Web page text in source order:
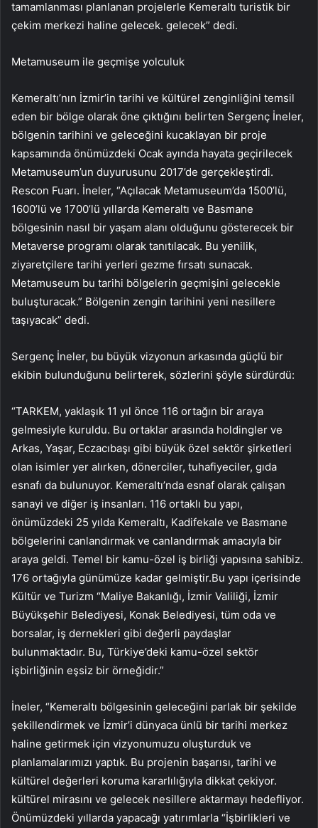
tamamlanması planlanan projelerle Kemeraltı turistik bir
çekim merkezi haline gelecek. gelecek” dedi.
Metamuseum ile geçmişe yolculuk
Kemeraltı’nın İzmir’in tarihi ve kültürel zenginliğini temsil
eden bir bölge olarak öne çıktığını belirten Sergenç İneler,
bölgenin tarihini ve geleceğini kucaklayan bir proje
kapsamında önümüzdeki Ocak ayında hayata geçirilecek
Metamuseum’un duyurusunu 2017’de gerçekleştirdi.
Rescon Fuarı. İneler, “Açılacak Metamuseum’da 1500’lü,
1600’lü ve 1700’lü yıllarda Kemeraltı ve Basmane
bölgesinin nasıl bir yaşam alanı olduğunu gösterecek bir
Metaverse programı olarak tanıtılacak. Bu yenilik,
ziyaretçilere tarihi yerleri gezme fırsatı sunacak.
Metamuseum bu tarihi bölgelerin geçmişini gelecekle
buluşturacak.” Bölgenin zengin tarihini yeni nesillere
taşıyacak” dedi.
Sergenç İneler, bu büyük vizyonun arkasında güçlü bir
ekibin bulunduğunu belirterek, sözlerini şöyle sürdürdü:
“TARKEM, yaklaşık 11 yıl önce 116 ortağın bir araya
gelmesiyle kuruldu. Bu ortaklar arasında holdingler ve
Arkas, Yaşar, Eczacıbaşı gibi büyük özel sektör şirketleri
olan isimler yer alırken, dönerciler, tuhafiyeciler, gıda
esnafı da bulunuyor. Kemeraltı’nda esnaf olarak çalışan
sanayi ve diğer iş insanları. 116 ortaklı bu yapı,
önümüzdeki 25 yılda Kemeraltı, Kadifekale ve Basmane
bölgelerini canlandırmak ve canlandırmak amacıyla bir
araya geldi. Temel bir kamu-özel iş birliği yapısına sahibiz.
176 ortağıyla günümüze kadar gelmiştir.Bu yapı içerisinde
Kültür ve Turizm “Maliye Bakanlığı, İzmir Valiliği, İzmir
Büyükşehir Belediyesi, Konak Belediyesi, tüm oda ve
borsalar, iş dernekleri gibi değerli paydaşlar
bulunmaktadır. Bu, Türkiye’deki kamu-özel sektör
işbirliğinin eşsiz bir örneğidir.”
İneler, “Kemeraltı bölgesinin geleceğini parlak bir şekilde
şekillendirmek ve İzmir’i dünyaca ünlü bir tarihi merkez
haline getirmek için vizyonumuzu oluşturduk ve
planlamalarımızı yaptık. Bu projenin başarısı, tarihi ve
kültürel değerleri koruma kararlılığıyla dikkat çekiyor.
kültürel mirasını ve gelecek nesillere aktarmayı hedefliyor.
Önümüzdeki yıllarda yapacağı yatırımlarla “İşbirlikleri ve